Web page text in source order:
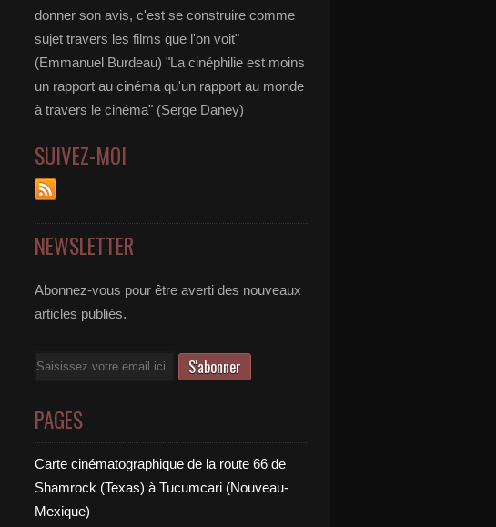
donner son avis, c'est se construire comme
sujet travers les films que l'on voit"
(Emmanuel Burdeau) "La cinéphilie est moins
un rapport au cinéma qu'un rapport au monde
à travers le cinéma" (Serge Daney)
SUIVEZ-MOI
NEWSLETTER
Abonnez-vous pour être averti des nouveaux
articles publiés.
Email
PAGES
Carte cinématographique de la route 66 de
Shamrock (Texas) à Tucumcari (Nouveau-
Mexique)